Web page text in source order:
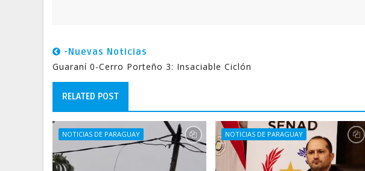
-Nuevas Noticias
Guaraní 0-Cerro Porteño 3: Insaciable Ciclón
RELATED POST
NOTICIAS DE PARAGUAY NOTICIAS DE PARAGUAY